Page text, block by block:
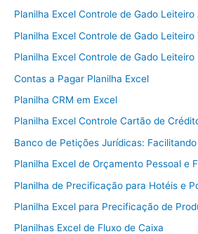
Planilha Excel Controle de Gado Leiteiro
Planilha Excel Controle de Gado
Planilha Excel Controle de Gado Leiteiro
Contas a Pagar Planilha Excel
Planilha CRM em Excel
Planilha Excel Controle Cartão de
Banco de Petições Jurídicas:
Planilha Excel de Orçamento Pessoal e
Planilha de Precificação para Hotéis e
Planilha Excel para Precificação de
Planilhas Excel de Fluxo de Caixa